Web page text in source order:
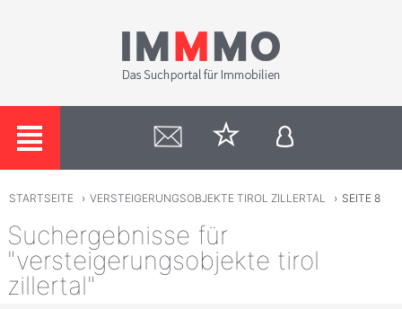
STARTSEITE › VERSTEIGERUNGSOBJEKTE TIROL ZILLERTAL › SEITE 8
Suchergebnisse für
"versteigerungsobjekte tirol
zillertal"